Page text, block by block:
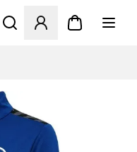
Apre una finestra modale